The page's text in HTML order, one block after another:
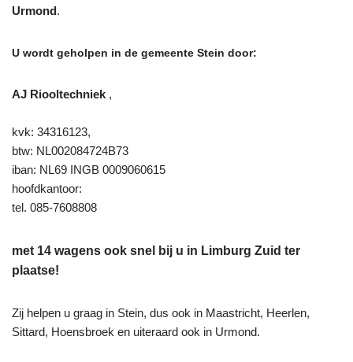
Urmond.
U wordt geholpen in de gemeente Stein door:
AJ Riooltechniek ,
kvk: 34316123,
btw: NL002084724B73
iban: NL69 INGB 0009060615
hoofdkantoor:
tel. 085-7608808
met 14 wagens ook snel bij u in Limburg Zuid ter
plaatse!
Zij helpen u graag in Stein, dus ook in Maastricht, Heerlen,
Sittard, Hoensbroek en uiteraard ook in Urmond.